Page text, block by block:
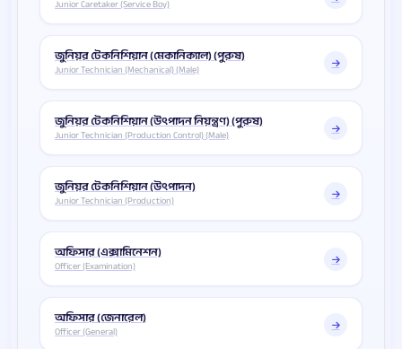
Junior Caretaker (Service Boy)
জুনিয়র টেকনিশিয়ান (মেকানিক্যাল) (পুরুষ)
Junior Technician (Mechanical) (Male)
জুনিয়র টেকনিশিয়ান (উৎপাদন নিয়ন্ত্রণ) (পুরুষ)
Junior Technician (Production Control) (Male)
জুনিয়র টেকনিশিয়ান (উৎপাদন)
Junior Technician (Production)
অফিসার (এক্সামিনেশন)
Officer (Examination)
অফিসার (জেনারেল)
Officer (General)